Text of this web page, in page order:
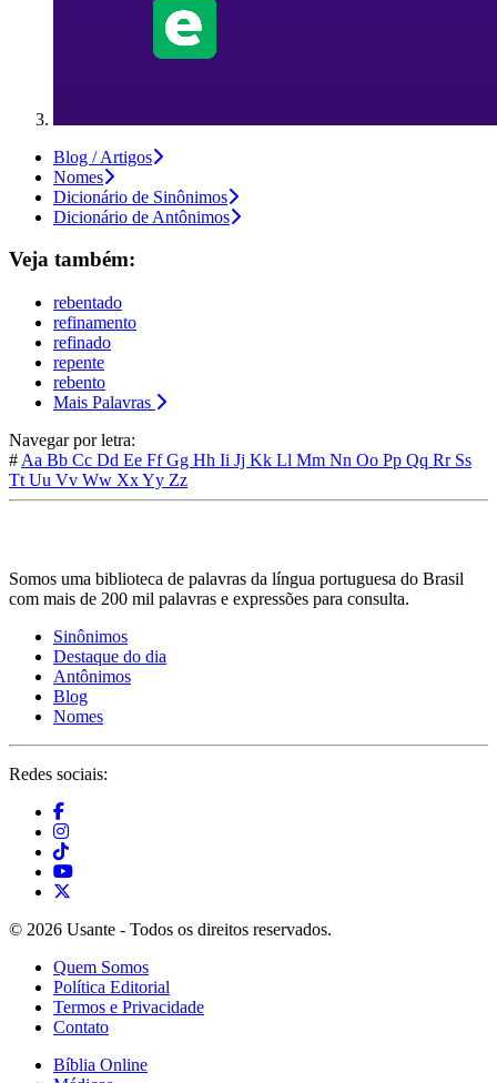
Blog / Artigos
Nomes
Dicionário de Sinônimos
Dicionário de Antônimos
Veja também:
rebentado
refinamento
refinado
repente
rebento
Mais Palavras
Navegar por letra:
# Aa Bb Cc Dd Ee FfGg Hh Ii Jj Kk Ll Mm Nn Oo Pp Qq Rr Ss
Tt Uu Vv Ww XxYy Zz
Somos uma biblioteca de palavras da língua portuguesa do Brasil
com mais de 200 mil palavras e expressões para consulta.
Sinônimos
Destaque do dia
Antônimos
Blog
Nomes
Redes sociais:
© 2026 Usante - Todos os direitos reservados.
Quem Somos
Política Editorial
Termos e Privacidade
Contato
Bíblia Online